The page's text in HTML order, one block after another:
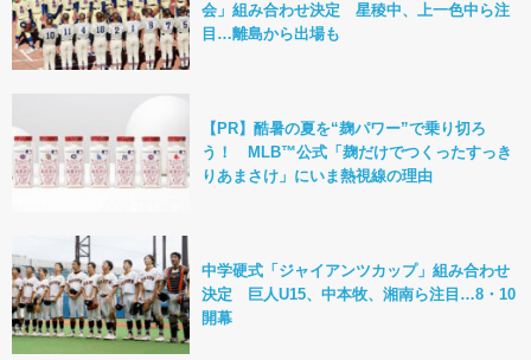
会」組み合わせ決定 星稜中、上一色中ら注
目…離島から出場も
【PR】酷暑の夏を“麹パワー”で乗り切ろ
う！ MLB™公式「麹だけでつくったすっき
りあまさけ」にいま熱視線の理由
中学硬式「ジャイアンツカップ」組み合わせ
決定 巨人U15、中本牧、湘南ら注目…8・10
開幕